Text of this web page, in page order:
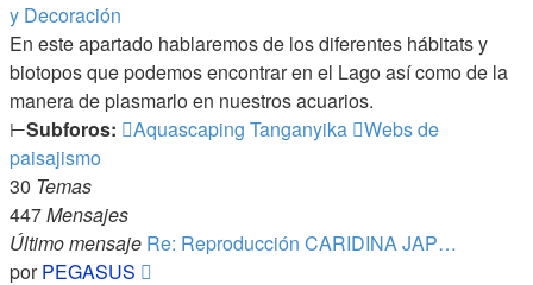
y Decoración
En este apartado hablaremos de los diferentes hábitats y
biotopos que podemos encontrar en el Lago así como de la
manera de plasmarlo en nuestros acuarios.
⊢Subforos: Aquascaping Tanganyika
Webs de
paisajismo
30 Temas
447Mensajes
Último mensaje Re: Reproducción CARIDINA JAP…
porPEGASUS